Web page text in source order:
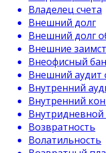
Владелец счета
Внешний долг
Внешний долг
Внешние
Внеофисный
Внешний аудит
Внутренний
Внутренний
Возвратность
Волатильность